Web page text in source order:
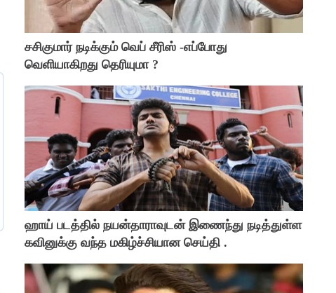
சசிகுமார் நடிக்கும் வெப் சீரிஸ் -எப்போது
வெளியாகிறது தெரியுமா ?
ஹாய் படத்தில் நயன்தாராவுடன் இணைந்து நடித்துள்ள
கவினுக்கு வந்த மகிழ்ச்சியான செய்தி .